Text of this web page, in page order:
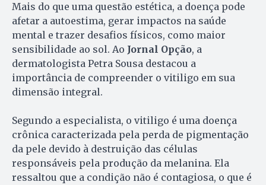
Mais do que uma questão estética, a doença pode
afetar a autoestima, gerar impactos na saúde
mental e trazer desafios físicos, como maior
sensibilidade ao sol. Ao Jornal Opção, a
dermatologista Petra Sousa destacou a
importância de compreender o vitiligo em sua
dimensão integral.
Segundo a especialista, o vitiligo é uma doença
crônica caracterizada pela perda de pigmentação
da pele devido à destruição das células
responsáveis pela produção da melanina. Ela
ressaltou que a condição não é contagiosa, o que é